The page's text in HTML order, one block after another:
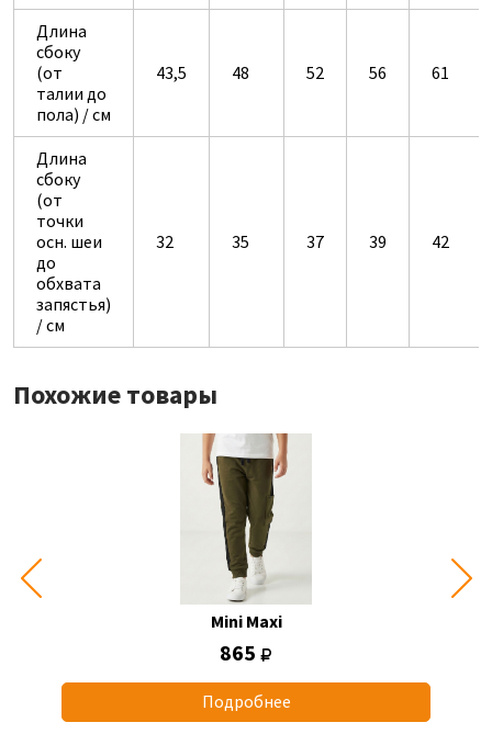
Длина
сбоку
(от
талии до
пола) / см
43,5 48 52 56 61
Длина
сбоку
(от
точки
осн. шеи
до
обхвата
запястья)
/ см
32 35 37 39 42
Похожие товары
Mini Maxi
865
Подробнее